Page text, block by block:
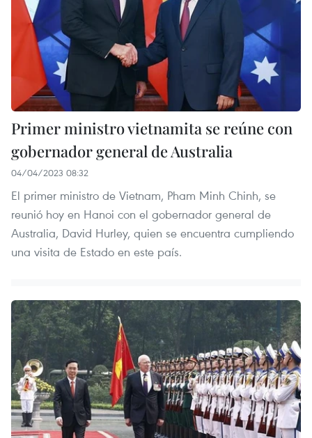
Primer ministro vietnamita se reúne con
gobernador general de Australia
04/04/2023 08:32
El primer ministro de Vietnam, Pham Minh Chinh, se
reunió hoy en Hanoi con el gobernador general de
Australia, David Hurley, quien se encuentra cumpliendo
una visita de Estado en este país.